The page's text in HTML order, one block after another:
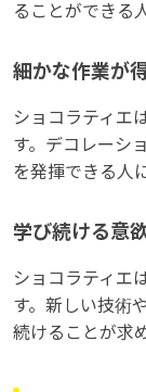
ることができる
細かな作業が
ショコラティエ
す。デコレーシ
を発揮できる人
学び続ける意
ショコラティエ
す。新しい技術
続けることが求